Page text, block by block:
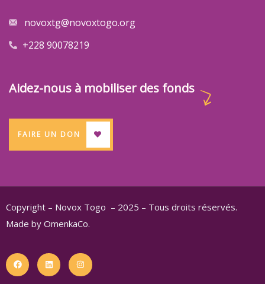
novoxtg@novoxtogo.org
+228 90078219
Aidez-nous à mobiliser des fonds
FAIRE UN DON
Copyright – Novox Togo – 2025 – Tous droits réservés.
Made by OmenkaCo.